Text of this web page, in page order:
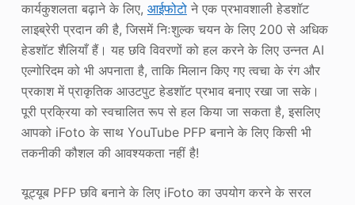
कार्यकुशलता बढ़ाने के लिए, आईफोटोने एक प्रभावशाली हेडशॉट
लाइब्रेरी प्रदान की है, जिसमें निःशुल्क चयन के लिए 200 से अधिक
हेडशॉट शैलियाँ हैं। यह छवि विवरणों को हल करने के लिए उन्नत AI
एल्गोरिदम को भी अपनाता है, ताकि मिलान किए गए त्वचा के रंग और
प्रकाश में प्राकृतिक आउटपुट हेडशॉट प्रभाव बनाए रखा जा सके।
पूरी प्रक्रिया को स्वचालित रूप से हल किया जा सकता है, इसलिए
आपको iFoto के साथ YouTube PFP बनाने के लिए किसी भी
तकनीकी कौशल की आवश्यकता नहीं है!
यूट्यूब PFP छवि बनाने के लिए iFoto का उपयोग करने के सरल